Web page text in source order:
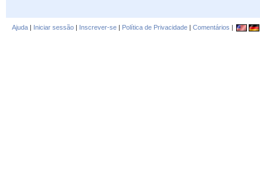
Ajuda | Iniciar sessão | Inscrever-se | Política de Privacidade | Comentários |